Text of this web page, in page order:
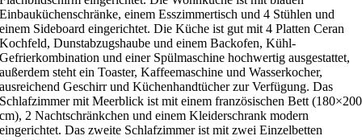
Einbauküchenschränke, einem Esszimmertisch und 4 Stühlen und
einem Sideboard eingerichtet. Die Küche ist gut mit 4 Platten Ceran
Kochfeld, Dunstabzugshaube und einem Backofen, Kühl-
Gefrierkombination und einer Spülmaschine hochwertig ausgestattet,
außerdem steht ein Toaster, Kaffeemaschine und Wasserkocher,
ausreichend Geschirr und Küchenhandtücher zur Verfügung. Das
Schlafzimmer mit Meerblick ist mit einem französischen Bett (180×200
cm), 2 Nachtschränkchen und einem Kleiderschrank modern
eingerichtet. Das zweite Schlafzimmer ist mit zwei Einzelbetten